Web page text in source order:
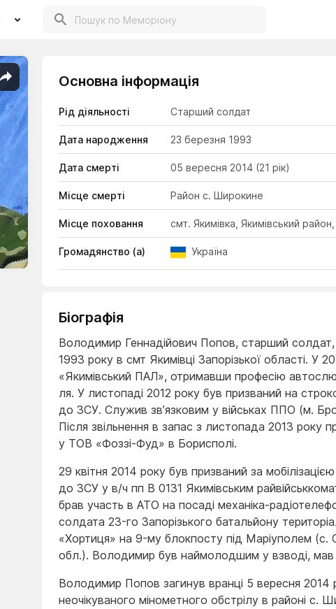
Основна інформація
Рід діяльності Старший солдат
Дата народження 23 березня 1993
Дата смерті 05 вересня 2014 (21 рік)
Місце смерті Район с. Широкине
Місце поховання смт. Якимівка, Якимівський
Громадянство (а) Україна
Біографія
Володимир Геннадійович Попов, старший
1993 року в смт Якимівці Запорізької області. У
«Яки­мівський ПАЛ», отримавши професію
ля. У листопаді 2012 року був призваний на
до ЗСУ. Служив зв’язковим у військах ППО (м.
Після звільнення в запас з листопада 2013 року
у ТОВ «Фоззі-Фуд» в Борисполі.
29 квітня 2014 року був призваний за
до ЗСУ у в/ч пп В 0131 Якимівським
брав участь в АТО на посаді механіка-
солдата 23-го Запорізького батальйону
«Хортиця» на 9-му блокпосту під Маріу­полем (с.
обл.). Володимир був наймолодшим у взводі, мав
Володимир Попов загинув вранці 5 вересня 2014
неочікуваного мінометного обстрілу в районі с.